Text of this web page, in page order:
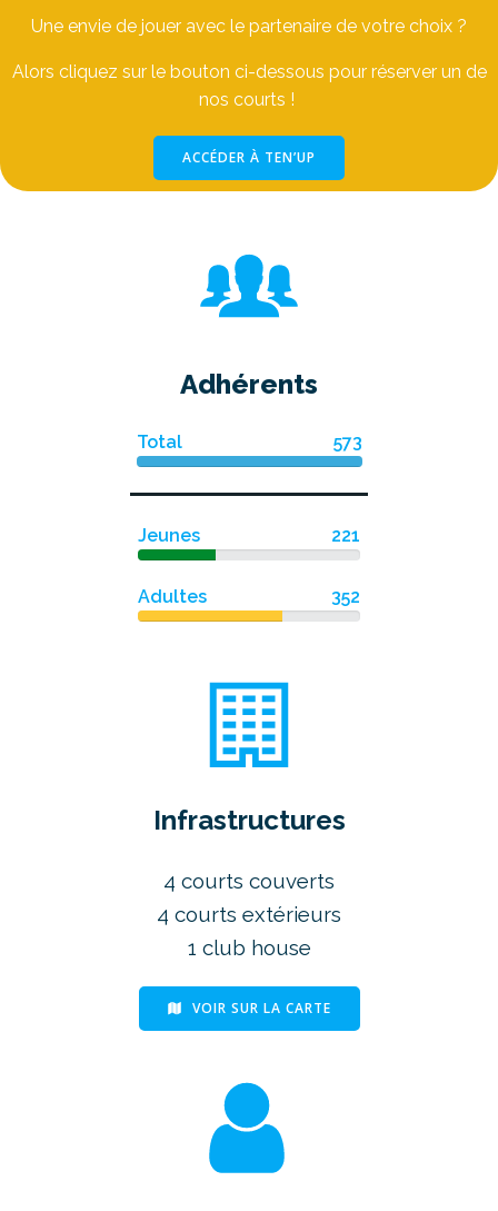
Une envie de jouer avec le partenaire de votre choix ?
Alors cliquez sur le bouton ci-dessous pour réserver un de
nos courts !
ACCÉDER À TEN’UP
Adhérents
Total 573
Jeunes 221
Adultes 352
Infrastructures
4 courts couverts
4 courts extérieurs
1 club house
VOIR SUR LA CARTE